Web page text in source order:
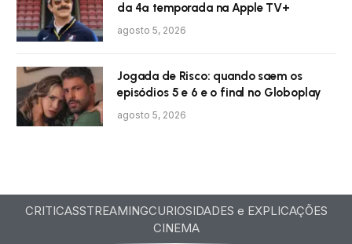
da 4ª temporada na Apple TV+
agosto 5, 2026
Jogada de Risco: quando saem os
episódios 5 e 6 e o final no Globoplay
agosto 5, 2026
CRITICASSTREAMINGCURIOSIDADES e EXPLICAÇÕES
CINEMA